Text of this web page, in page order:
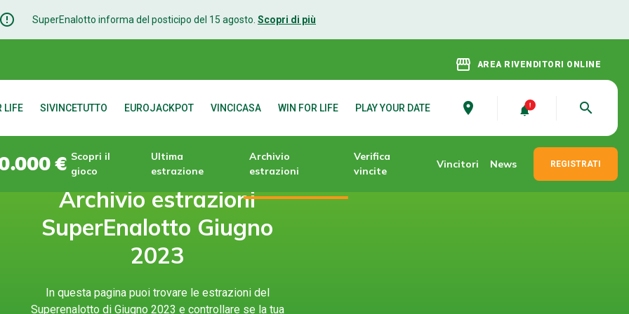
error_outline SuperEnalotto informa del posticipo del 15 agosto. Scopri di più
storefront AREA RIVENDITORI ONLINE
LIFE SIVINCETUTTO EUROJACKPOT VINCICASA WIN FOR LIFE PLAY YOUR DATE place search
€ Scopri il
gioco
Ultima
estrazione
Archivio
estrazioni
Verifica
vincite
Vincitori News REGISTRATI
Archivio estrazioni
SuperEnalotto Giugno
2023
In questa pagina puoi trovare le estrazioni del
Superenalotto di Giugno 2023 e controllare se la tua